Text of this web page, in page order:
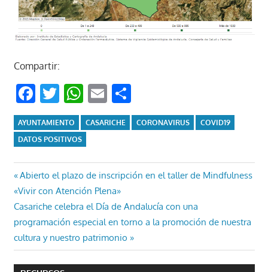
Compartir:
Facebook
Twitter
WhatsApp
EmailCompartir
AYUNTAMIENTO CASARICHE CORONAVIRUS
COVID19
DATOS POSITIVOS
Navegación
de
entradas
Entrada
anterior:
Abierto el plazo de inscripción en el taller de Mindfulness
«Vivir con Atención Plena»
Entrada
siguiente:
Casariche celebra el Día de Andalucía con una
programación especial en torno a la promoción de nuestra
cultura y nuestro patrimonio